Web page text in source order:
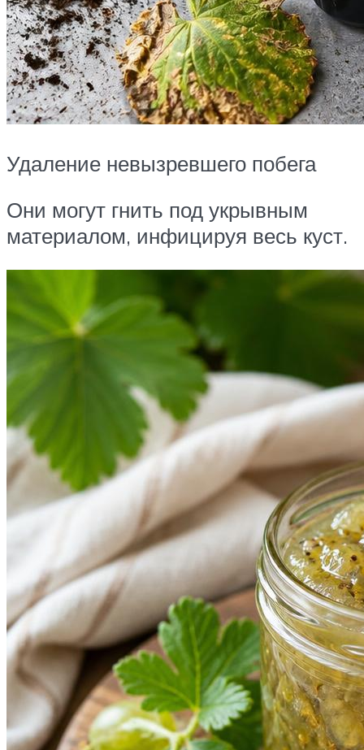
Удаление невызревшего побега
Они могут гнить под укрывным
материалом, инфицируя весь куст.